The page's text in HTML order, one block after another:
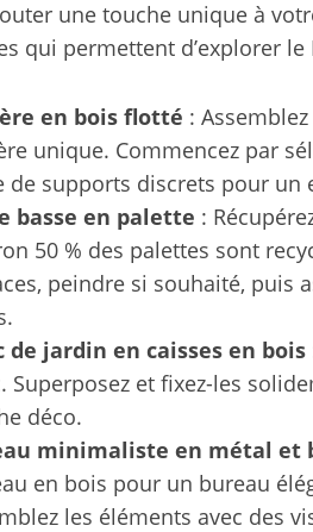
une touche unique à
qui permettent d’explorer
en bois flotté :
unique. Commencez par
de supports discrets pour un
basse en palette :
50 % des palettes sont
peindre si souhaité, puis
de jardin en caisses en bois
Superposez et fixez-les
déco.
minimaliste en métal et
en bois pour un bureau
les éléments avec des